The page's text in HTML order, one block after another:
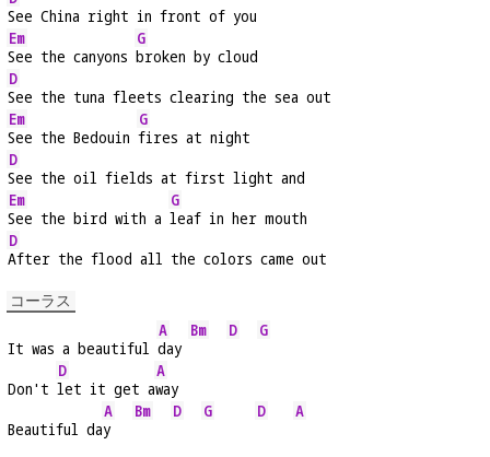
See China right in front of you
Em
See the canyons
G
broken by cloud
D
See the tuna fleets clearing the sea out
Em
See the Bedouin
G
fires at night
D
See the oil fields at first light and
Em
See the bird with a
G
leaf in her mouth
D
After the flood all the colors came out
コーラス
It was a beautiful
A
day
Bm D G
Don't
D
let it get a
A
way
Beautiful da
A
y
Bm D G D A